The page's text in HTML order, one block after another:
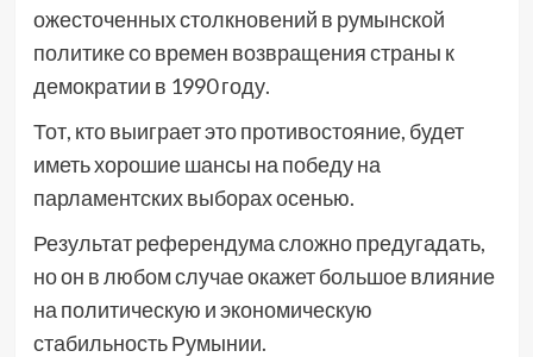
ожесточенных столкновений в румынской
политике со времен возвращения страны к
демократии в 1990 году.
Тот, кто выиграет это противостояние, будет
иметь хорошие шансы на победу на
парламентских выборах осенью.
Результат референдума сложно предугадать,
но он в любом случае окажет большое влияние
на политическую и экономическую
стабильность Румынии.